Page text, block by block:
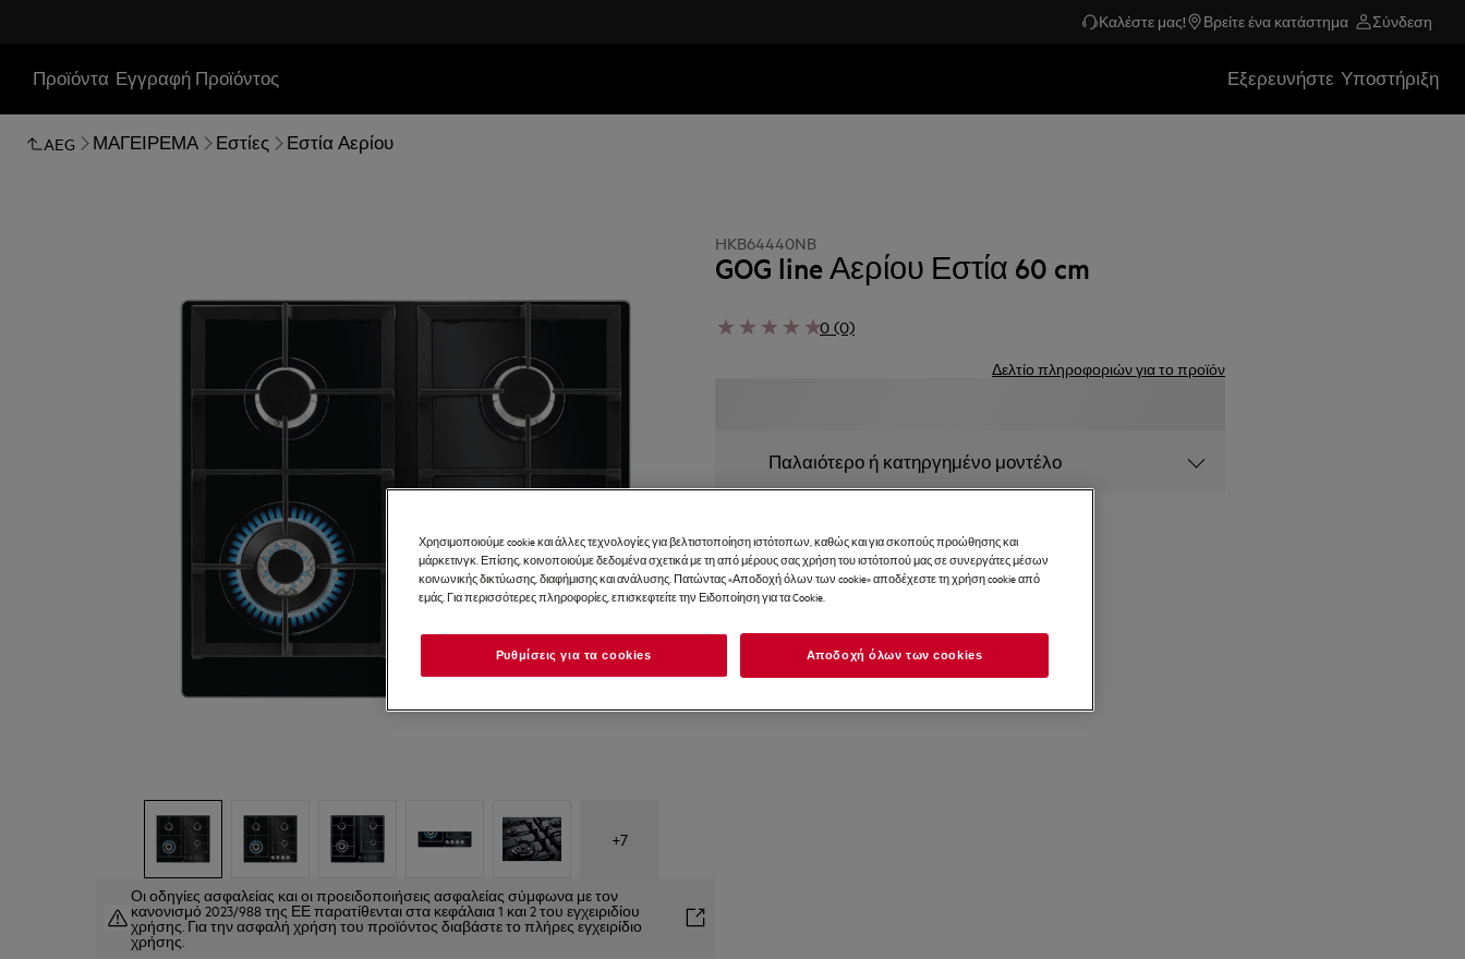
Καλέστε μας! Βρείτε ένα κατάστημα Σύνδεση
Προϊόντα Εγγραφή Προϊόντος Εξερευνήστε Υποστήριξη
AEG ΜΑΓΕΙΡΕΜΑ Εστίες Εστία Αερίου
+7
Οι οδηγίες ασφαλείας και οι προειδοποιήσεις ασφαλείας σύμφωνα με τον
κανονισμό 2023/988 της ΕΕ παρατίθενται στα κεφάλαια 1 και 2 του εγχειριδίου
χρήσης. Για την ασφαλή χρήση του προϊόντος διαβάστε το πλήρες εγχειρίδιο
χρήσης.
HKB64440NB
GOG line Αερίου Εστία 60 cm
0 (0)
Δελτίο πληροφοριών για το προϊόν
Παλαιότερο ή κατηργημένο μοντέλο
Χρησιμοποιούμε cookie και άλλες τεχνολογίες για βελτιστοποίηση ιστότοπων, καθώς και για σκοπούς προώθησης και
μάρκετινγκ. Επίσης, κοινοποιούμε δεδομένα σχετικά με τη από μέρους σας χρήση του ιστότοπού μας σε συνεργάτες μέσων
κοινωνικής δικτύωσης, διαφήμισης και ανάλυσης. Πατώντας «Αποδοχή όλων των cookie» αποδέχεστε τη χρήση cookie από
εμάς. Για περισσότερες πληροφορίες, επισκεφτείτε την Ειδοποίηση για τα Cookie.
Ρυθμίσεις για τα cookies Αποδοχή όλων των cookies